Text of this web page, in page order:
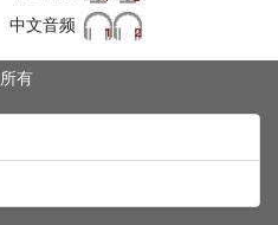
中文音频
所有